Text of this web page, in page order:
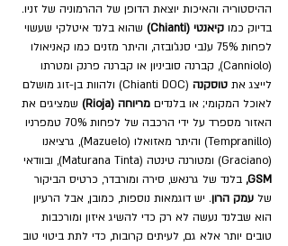
ההיסטוריה והאיכות יוצאת הדופן של ההרמוניה של זניו.
בדיוק כמו קיאנטי (Chianti)
שהוא בלנד איטלקי שעשוי
לפחות 75% ענבי סנג'ובזה, והיתר מזנים כמו קאניאולו
(Canniolo), קברנה סוביניון או קברנה פרנק ומטרתו
לייצג את טוסקנה
(Chianti DOC) ולהוות בן-זוג מושלם
לאוכל המקומי; או בלנדים מריוחה (Rioja)
שמציגים את
האזור מספרד על ידי הרכבה של לפחות 70% טמפרניו
(Tempranillo) והיתר מאזואלו (Mazuelo), גרציאנו
(Graciano) ומטורנה טינטה (Maturana Tinta), ובוודאי
GSM, בלנד של גרנאש, סירה ומורבדר, כרטיס הביקור
של עמק הרון. יש דוגמאות נוספות, כמובן, אבל הרעיון
הוא שבלנד נעשה לא רק כדי להשיג איזון ומורכבות
טובים יותר אלא גם, לעיתים קרובות, כדי לתת ביטוי טוב